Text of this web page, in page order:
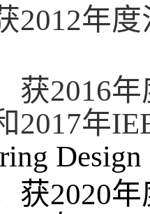
2012年
获2016年
2017年
Design
获2020年